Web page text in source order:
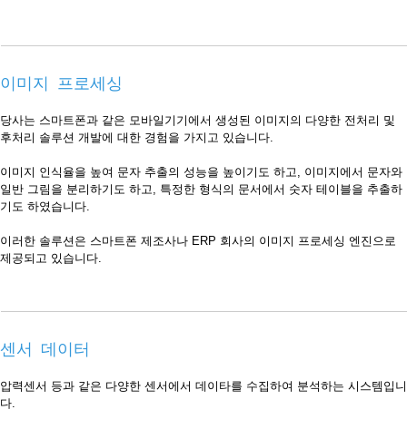
이미지 프로세싱
당사는 스마트폰과 같은 모바일기기에서 생성된 이미지의 다양한 전처리 및
후처리 솔루션 개발에 대한 경험을 가지고 있습니다.
이미지 인식율을 높여 문자 추출의 성능을 높이기도 하고, 이미지에서 문자와
일반 그림을 분리하기도 하고, 특정한 형식의 문서에서 숫자 테이블을 추출하
기도 하였습니다.
이러한 솔루션은 스마트폰 제조사나 ERP 회사의 이미지 프로세싱 엔진으로
제공되고 있습니다.
센서 데이터
압력센서 등과 같은 다양한 센서에서 데이타를 수집하여 분석하는 시스템입니
다.